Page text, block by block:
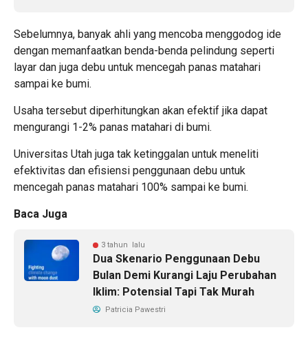
Sebelumnya, banyak ahli yang mencoba menggodog ide
dengan memanfaatkan benda-benda pelindung seperti
layar dan juga debu untuk mencegah panas matahari
sampai ke bumi.
Usaha tersebut diperhitungkan akan efektif jika dapat
mengurangi 1-2% panas matahari di bumi.
Universitas Utah juga tak ketinggalan untuk meneliti
efektivitas dan efisiensi penggunaan debu untuk
mencegah panas matahari 100% sampai ke bumi.
Baca Juga
3 tahun lalu
Dua Skenario Penggunaan Debu
Bulan Demi Kurangi Laju Perubahan
Iklim: Potensial Tapi Tak Murah
Patricia Pawestri